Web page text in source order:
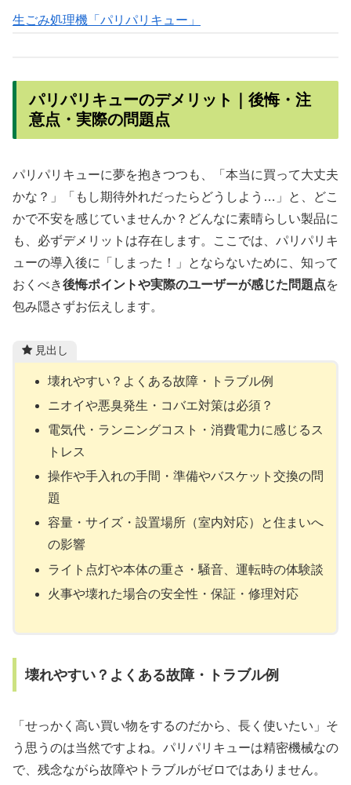
生ごみ処理機「パリパリキュー」
パリパリキューのデメリット｜後悔・注
意点・実際の問題点
パリパリキューに夢を抱きつつも、「本当に買って大丈夫
かな？」「もし期待外れだったらどうしよう…」と、どこ
かで不安を感じていませんか？どんなに素晴らしい製品に
も、必ずデメリットは存在します。ここでは、パリパリキ
ューの導入後に「しまった！」とならないために、知って
おくべき後悔ポイントや実際のユーザーが感じた問題点を
包み隠さずお伝えします。
見出し
壊れやすい？よくある故障・トラブル例
ニオイや悪臭発生・コバエ対策は必須？
電気代・ランニングコスト・消費電力に感じるス
トレス
操作や手入れの手間・準備やバスケット交換の問
題
容量・サイズ・設置場所（室内対応）と住まいへ
の影響
ライト点灯や本体の重さ・騒音、運転時の体験談
火事や壊れた場合の安全性・保証・修理対応
壊れやすい？よくある故障・トラブル例
「せっかく高い買い物をするのだから、長く使いたい」そ
う思うのは当然ですよね。パリパリキューは精密機械なの
で、残念ながら故障やトラブルがゼロではありません。